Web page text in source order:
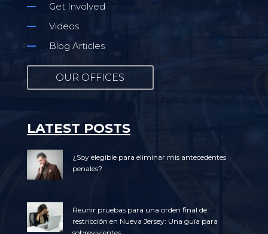
Get Involved
Videos
Blog Articles
OUR OFFICES
LATEST POSTS
¿Soy elegible para eliminar mis antecedentes
penales?
Reunir pruebas para una orden final de
restricción en Nueva Jersey: Una guía para